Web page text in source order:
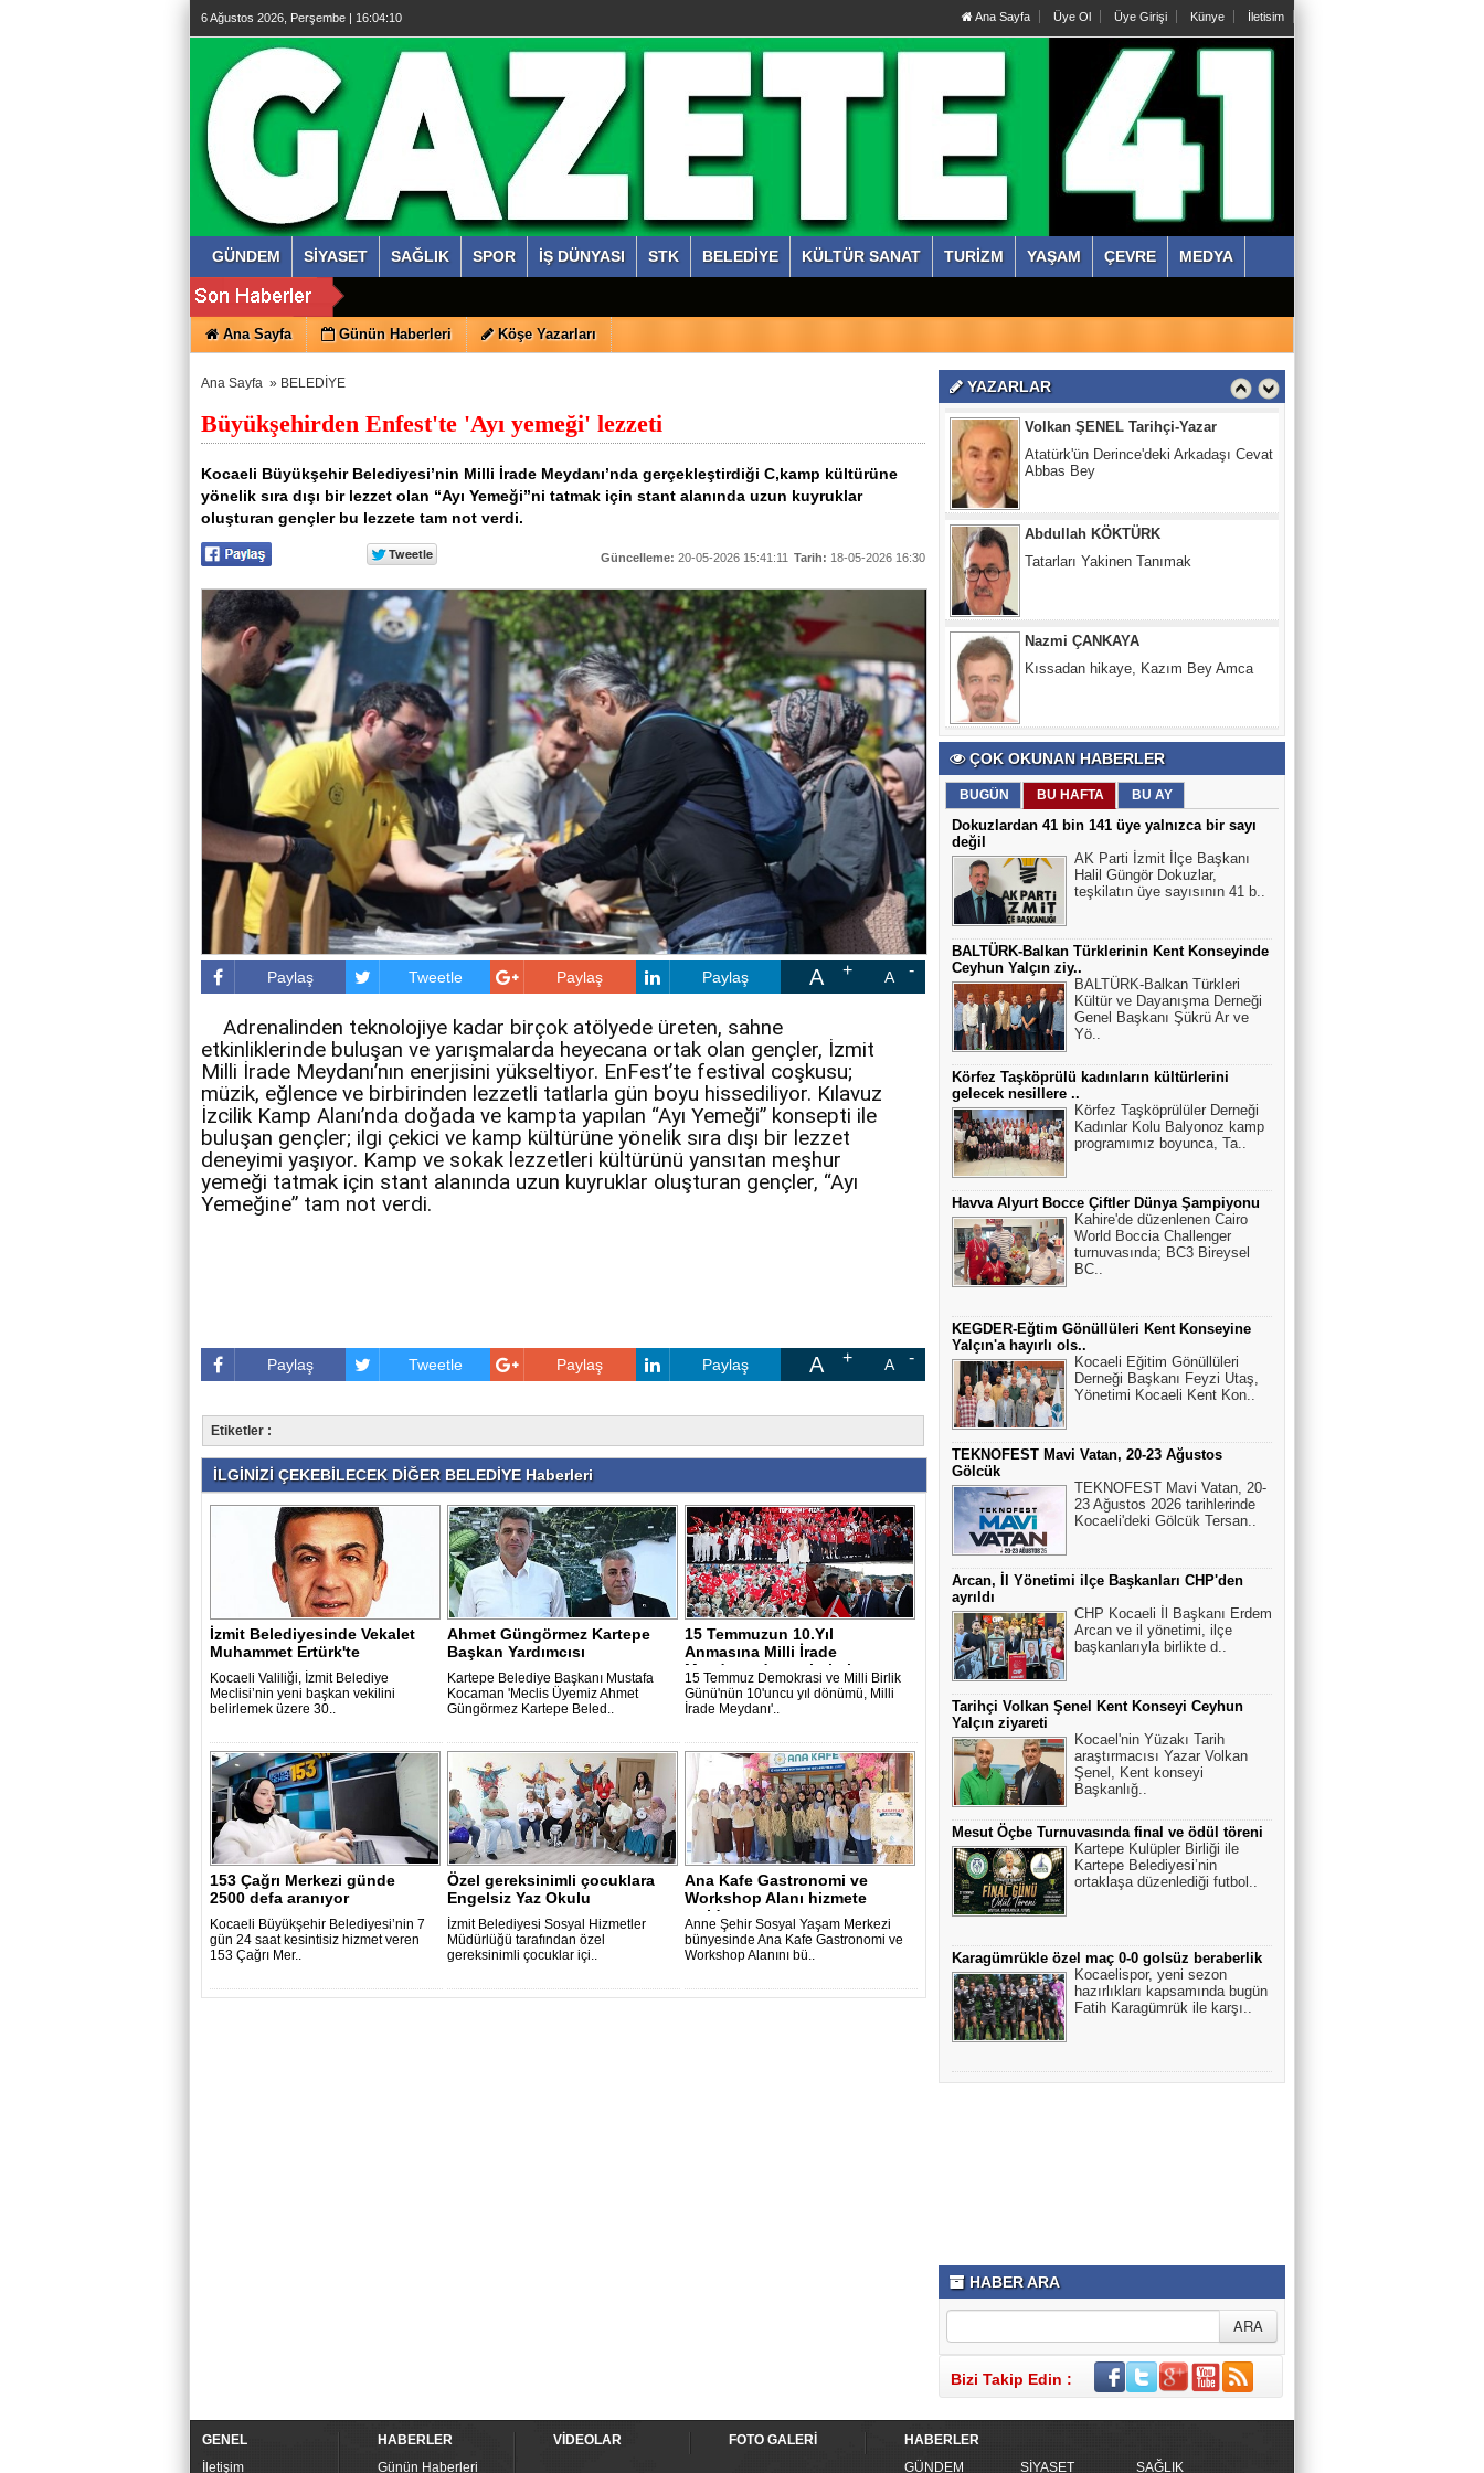
6 Ağustos 2026, Perşembe | 16:04:10 Ana Sayfa Üye Ol Üye Girişi Künye İletisim
GÜNDEM SİYASET SAĞLIK SPOR İŞ DÜNYASI STK BELEDİYE KÜLTÜR SANAT TURİZM YAŞAM ÇEVRE MEDYA
Ana Sayfa Günün Haberleri Köşe Yazarları
Ana Sayfa » BELEDİYE
Büyükşehirden Enfest'te 'Ayı yemeği' lezzeti
Kocaeli Büyükşehir Belediyesi’nin Milli İrade Meydanı’nda gerçekleştirdiği C,kamp kültürüne
yönelik sıra dışı bir lezzet olan “Ayı Yemeği”ni tatmak için stant alanında uzun kuyruklar
oluşturan gençler bu lezzete tam not verdi.
Güncelleme: 20-05-2026 15:41:11 Tarih: 18-05-2026 16:30
Paylaş Tweetle Paylaş Paylaş A A
Adrenalinden teknolojiye kadar birçok atölyede üreten, sahne
etkinliklerinde buluşan ve yarışmalarda heyecana ortak olan gençler, İzmit
Milli İrade Meydanı’nın enerjisini yükseltiyor. EnFest’te festival coşkusu;
müzik, eğlence ve birbirinden lezzetli tatlarla gün boyu hissediliyor. Kılavuz
İzcilik Kamp Alanı’nda doğada ve kampta yapılan “Ayı Yemeği” konsepti ile
buluşan gençler; ilgi çekici ve kamp kültürüne yönelik sıra dışı bir lezzet
deneyimi yaşıyor. Kamp ve sokak lezzetleri kültürünü yansıtan meşhur
yemeği tatmak için stant alanında uzun kuyruklar oluşturan gençler, “Ayı
Yemeğine” tam not verdi.
Paylaş Tweetle Paylaş Paylaş A A
Etiketler :
İLGİNİZİ ÇEKEBİLECEK DİĞER BELEDİYE Haberleri
İzmit Belediyesinde Vekalet
Muhammet Ertürk'te
Kocaeli Valiliği, İzmit Belediye
Meclisi’nin yeni başkan vekilini
belirlemek üzere 30..
Ahmet Güngörmez Kartepe
Başkan Yardımcısı
Kartepe Belediye Başkanı Mustafa
Kocaman 'Meclis Üyemiz Ahmet
Güngörmez Kartepe Beled..
15 Temmuzun 10.Yıl
Anmasına Milli İrade
Meydanında çoşkulu k..
15 Temmuz Demokrasi ve Milli Birlik
Günü'nün 10'uncu yıl dönümü, Milli
İrade Meydanı'..
153 Çağrı Merkezi günde
2500 defa aranıyor
Kocaeli Büyükşehir Belediyesi’nin 7
gün 24 saat kesintisiz hizmet veren
153 Çağrı Mer..
Özel gereksinimli çocuklara
Engelsiz Yaz Okulu
İzmit Belediyesi Sosyal Hizmetler
Müdürlüğü tarafından özel
gereksinimli çocuklar içi..
Ana Kafe Gastronomi ve
Workshop Alanı hizmete
açıldı
Anne Şehir Sosyal Yaşam Merkezi
bünyesinde Ana Kafe Gastronomi ve
Workshop Alanını bü..
YAZARLAR
Abdullah KÖKTÜRK
Tatarları Yakinen Tanımak
Nazmi ÇANKAYA
Kıssadan hikaye, Kazım Bey Amca
Süleyman DURAK
Başiskelede Özlü'nün Tarih Yolu Projesi
Abbas Bey
Tatarları Yakinen Tanımak
ÇOK OKUNAN HABERLER
BUGÜN BU HAFTA BU AY
Dokuzlardan 41 bin 141 üye yalnızca bir sayı
değil
AK Parti İzmit İlçe Başkanı
Halil Güngör Dokuzlar,
teşkilatın üye sayısının 41 b..
BALTÜRK-Balkan Türklerinin Kent Konseyinde
Ceyhun Yalçın ziy..
BALTÜRK-Balkan Türkleri
Kültür ve Dayanışma Derneği
Genel Başkanı Şükrü Ar ve
Yö..
Körfez Taşköprülü kadınların kültürlerini
gelecek nesillere ..
Körfez Taşköprülüler Derneği
Kadınlar Kolu Balyonoz kamp
programımız boyunca, Ta..
Havva Alyurt Bocce Çiftler Dünya Şampiyonu
Kahire'de düzenlenen Cairo
World Boccia Challenger
turnuvasında; BC3 Bireysel
BC..
KEGDER-Eğtim Gönüllüleri Kent Konseyine
Yalçın'a hayırlı ols..
Kocaeli Eğitim Gönüllüleri
Derneği Başkanı Feyzi Utaş,
Yönetimi Kocaeli Kent Kon..
TEKNOFEST Mavi Vatan, 20-23 Ağustos
Gölcük
TEKNOFEST Mavi Vatan, 20-
23 Ağustos 2026 tarihlerinde
Kocaeli'deki Gölcük Tersan..
Arcan, İl Yönetimi ilçe Başkanları CHP'den
ayrıldı
CHP Kocaeli İl Başkanı Erdem
Arcan ve il yönetimi, ilçe
başkanlarıyla birlikte d..
Tarihçi Volkan Şenel Kent Konseyi Ceyhun
Yalçın ziyareti
Kocael'nin Yüzakı Tarih
araştırmacısı Yazar Volkan
Şenel, Kent konseyi
Başkanlığ..
Mesut Öçbe Turnuvasında final ve ödül töreni
Kartepe Kulüpler Birliği ile
Kartepe Belediyesi’nin
ortaklaşa düzenlediği futbol..
Karagümrükle özel maç 0-0 golsüz beraberlik
Kocaelispor, yeni sezon
hazırlıkları kapsamında bugün
Fatih Karagümrük ile karşı..
HABER ARA
Bizi Takip Edin :
GENEL
İletişim
HABERLER
Günün Haberleri
VİDEOLAR FOTO GALERİ
HABERLER
GÜNDEM
SİYASET SAĞLIK